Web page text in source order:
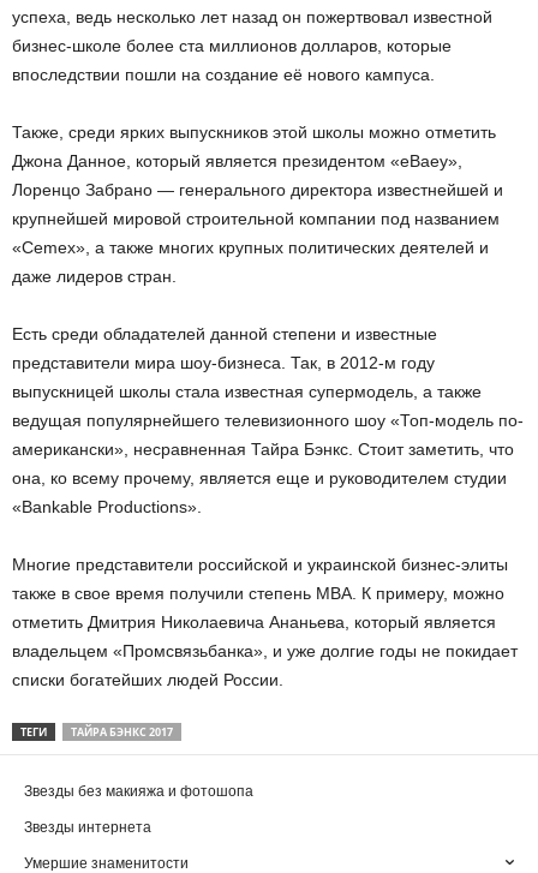
успеха, ведь несколько лет назад он пожертвовал известной
бизнес-школе более ста миллионов долларов, которые
впоследствии пошли на создание её нового кампуса.
Также, среди ярких выпускников этой школы можно отметить
Джона Данное, который является президентом «eBaey»,
Лоренцо Забрано — генерального директора известнейшей и
крупнейшей мировой строительной компании под названием
«Cemex», а также многих крупных политических деятелей и
даже лидеров стран.
Есть среди обладателей данной степени и известные
представители мира шоу-бизнеса. Так, в 2012-м году
выпускницей школы стала известная супермодель, а также
ведущая популярнейшего телевизионного шоу «Топ-модель по-
американски», несравненная Тайра Бэнкс. Стоит заметить, что
она, ко всему прочему, является еще и руководителем студии
«Bankable Productions».
Многие представители российской и украинской бизнес-элиты
также в свое время получили степень MBA. К примеру, можно
отметить Дмитрия Николаевича Ананьева, который является
владельцем «Промсвязьбанка», и уже долгие годы не покидает
списки богатейших людей России.
ТЕГИ ТАЙРА БЭНКС 2017
Звезды без макияжа и фотошопа
Звезды интернета
Умершие знаменитости